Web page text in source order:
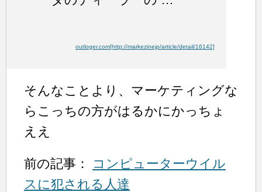
outloger.com[http://markezinejp/article/detail/16142]
そんなことより、マーケティングな
らこっちの方がはるかにかっちょ
ええ
前の記事：
コンピューターウイル
スに犯される人達